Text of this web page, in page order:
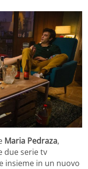
Maria Pedraza,
due serie tv
insieme in un nuovo